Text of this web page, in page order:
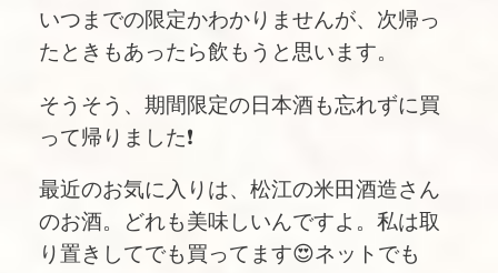
いつまでの限定かわかりませんが、次帰っ
たときもあったら飲もうと思います。
そうそう、期間限定の日本酒も忘れずに買
って帰りました❗️
最近のお気に入りは、松江の米田酒造さん
のお酒。どれも美味しいんですよ。私は取
り置きしてでも買ってます😍ネットでも